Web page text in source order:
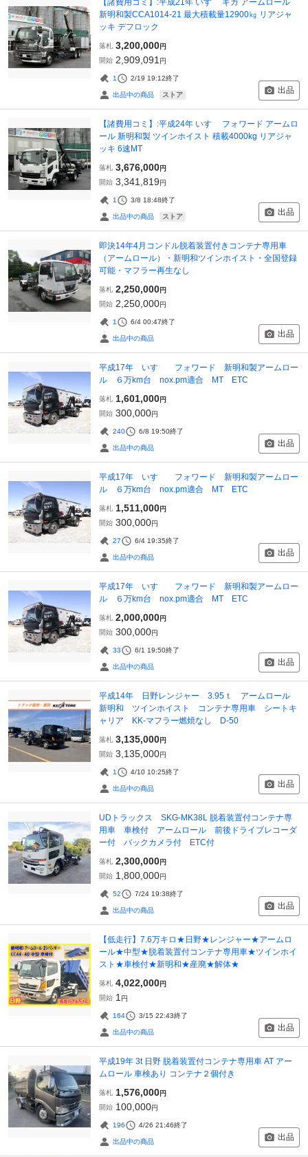
新明和製CCA1014-21 最大積載量12900㎏ リアジャ
ッキ デフロック
落札 3,200,000円
開始 2,909,091 円
1 2/19 19:12終了
出品中の商品 ストア 出品
【諸費用コミ】:平成24年 いすゞ フォワード アームロ
ール 新明和製 ツインホイスト 積載4000kg リアジャ
ッキ 6速MT
落札 3,676,000円
開始 3,341,819円
1 3/8 18:48終了
出品中の商品 ストア 出品
即決14年4月コンドル脱着装置付きコンテナ専用車
（アームロール）・新明和ツインホイスト・全国登録
可能・マフラー再生なし
落札 2,250,000円
開始 2,250,000円
1 6/4 00:47終了
出品中の商品 出品
平成17年 いすゞ フォワード 新明和製アームロー
ル ６万km台 nox.pm適合 MT ETC
落札 1,601,000円
開始 300,000円
240 6/8 19:50終了
出品中の商品 出品
平成17年 いすゞ フォワード 新明和製アームロー
ル ６万km台 nox.pm適合 MT ETC
落札 1,511,000円
開始 300,000円
27 6/4 19:35終了
出品中の商品 出品
平成17年 いすゞ フォワード 新明和製アームロー
ル ６万km台 nox.pm適合 MT ETC
落札 2,000,000円
開始 300,000円
33 6/1 19:50終了
出品中の商品 出品
平成14年 日野レンジャー 3.95ｔ アームロール
新明和 ツインホイスト コンテナ専用車 シートキ
ャリア KK‐マフラー燃焼なし D-50
落札 3,135,000円
開始 3,135,000円
1 4/10 10:25終了
出品中の商品 出品
UDトラックス SKG-MK38L 脱着装置付コンテナ専
用車 車検付 アームロール 前後ドライブレコーダ
ー付 バックカメラ付 ETC付
落札 2,300,000円
開始 1,800,000円
52 7/24 19:38終了
出品中の商品 出品
【低走行】7.6万キロ★日野★レンジャー★アームロ
ール★中型★脱着装置付コンテナ専用車★ツインホイ
スト★車検付★新明和★産廃★解体★
落札 4,022,000円
開始 1 円
164 3/15 22:43終了
出品中の商品 出品
平成19年 3t 日野 脱着装置付コンテナ専用車 AT アー
ムロール 車検あり コンテナ２個付き
落札 1,576,000円
開始 100,000円
196 4/26 21:46終了
出品中の商品 出品